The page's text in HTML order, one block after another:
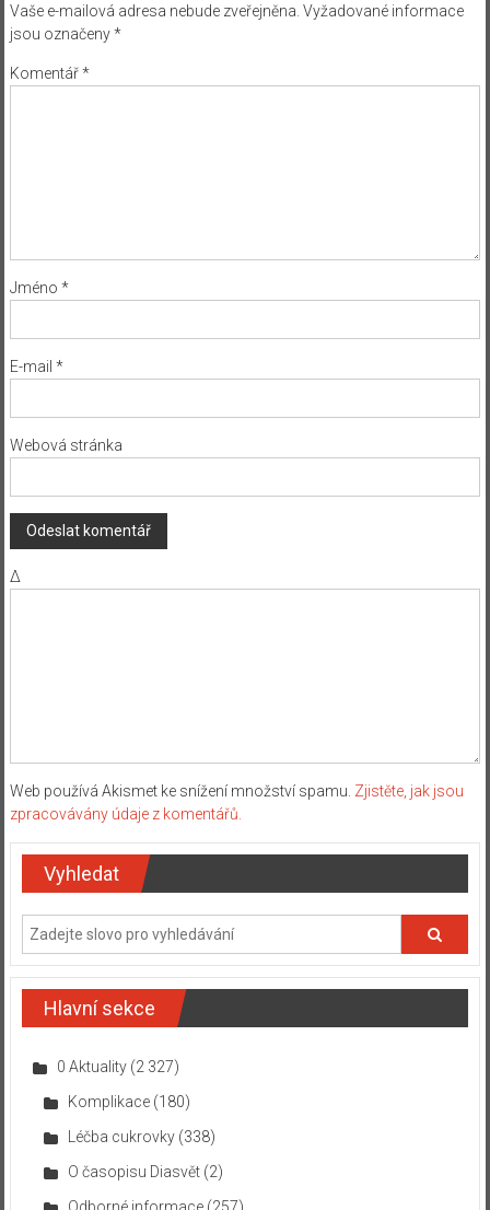
Vaše e-mailová adresa nebude zveřejněna. Vyžadované informace
jsou označeny*
Komentář*
Jméno *
E-mail *
Webová stránka
Δ
Web používá Akismet ke snížení množství spamu. Zjistěte, jak jsou
zpracovávány údaje z komentářů.
Vyhledat
Hlavní sekce
0 Aktuality(2 327)
Komplikace(180)
Léčba cukrovky(338)
O časopisu Diasvět(2)
Odborné informace(257)